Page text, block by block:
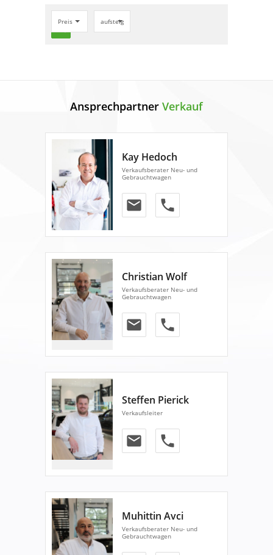
Preis aufsteigend
search
Ansprechpartner Verkauf
Kay Hedoch
Verkaufsberater Neu- und
Gebrauchtwagen
email phone
Christian Wolf
Verkaufsberater Neu- und
Gebrauchtwagen
email phone
Steffen Pierick
Verkaufsleiter
email phone
Muhittin Avci
Verkaufsberater Neu- und
Gebrauchtwagen